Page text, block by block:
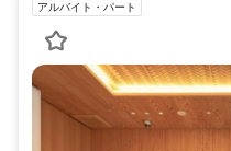
アルバイト・パート